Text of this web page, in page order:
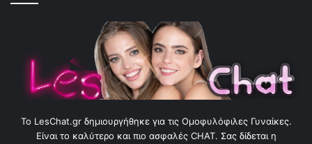
To LesChat.gr δημιουργήθηκε για τις Ομοφυλόφιλες Γυναίκες.
Είναι το καλύτερο και πιο ασφαλές CHAT. Σας δίδεται η